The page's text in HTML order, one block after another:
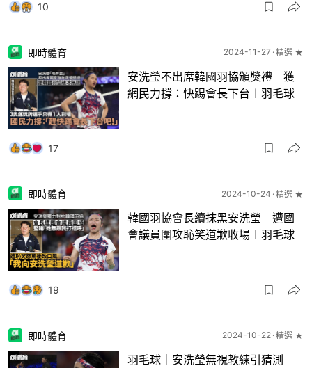
10
即時體育 2024-11-27 精選 ★
安洗瑩不出席韓國羽協頒獎禮 獲
網民力撐：快踢會長下台︱羽毛球
17
即時體育 2024-10-24 精選 ★
韓國羽協會長續抹黑安洗瑩 遭國
會議員圍攻恥笑道歉收場︱羽毛球
19
即時體育 2024-10-22 精選 ★
羽毛球｜安洗瑩無視教練引猜測